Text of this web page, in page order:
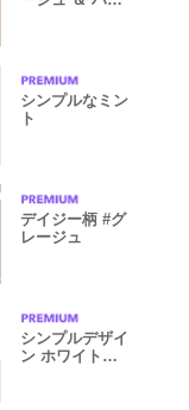
シンプルなミン
ト
デイジー柄 #グ
レージュ
シンプルデザイ
ン ホワイト＆